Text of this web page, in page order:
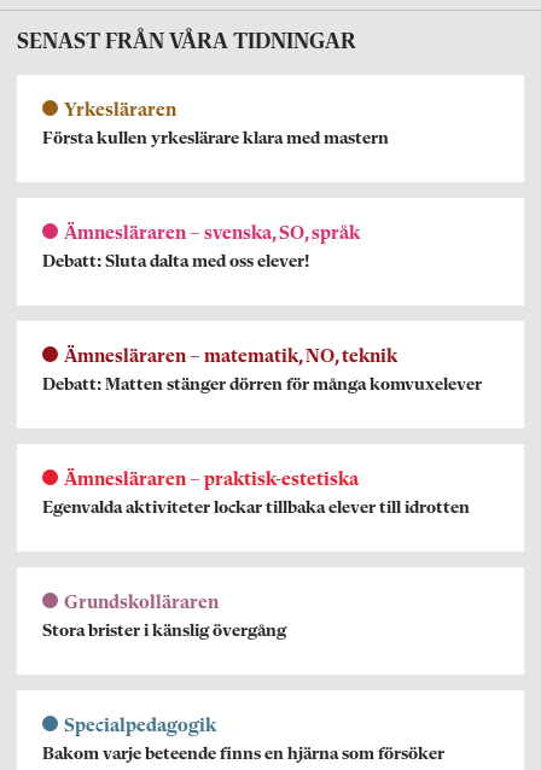
SENAST FRÅN VÅRA TIDNINGAR
Yrkesläraren
Första kullen yrkeslärare klara med mastern
Ämnesläraren – svenska, SO, språk
Debatt: Sluta dalta med oss elever!
Ämnesläraren – matematik, NO, teknik
Debatt: Matten stänger dörren för många komvuxelever
Ämnesläraren – praktisk-estetiska
Egenvalda aktiviteter lockar tillbaka elever till idrotten
Grundskolläraren
Stora brister i känslig övergång
Specialpedagogik
Bakom varje beteende finns en hjärna som försöker